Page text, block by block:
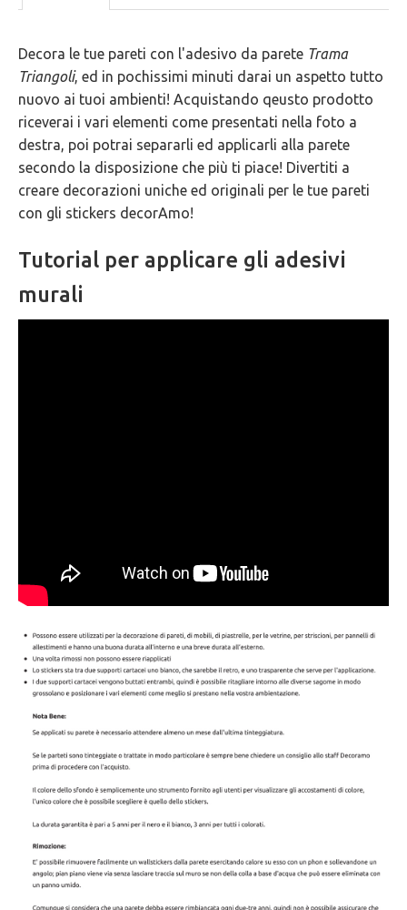
GARANZIE
Decora le tue pareti con l'adesivo da parete Trama
Triangoli, ed in pochissimi minuti darai un aspetto tutto
nuovo ai tuoi ambienti! Acquistando qeusto prodotto
riceverai i vari elementi come presentati nella foto a
destra, poi potrai separarli ed applicarli alla parete
secondo la disposizione che più ti piace! Divertiti a
creare decorazioni uniche ed originali per le tue pareti
con gli stickers decorAmo!
Tutorial per applicare gli adesivi
murali